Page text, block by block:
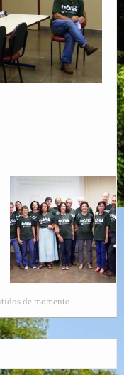
de momento.